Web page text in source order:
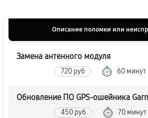
Описание поломки или
Замена антенного модуля
720 руб 60 минут
Обновление ПО GPS-ошейника
450 руб 70 минут